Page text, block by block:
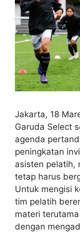
Jakarta, 18
Garuda Select
agenda
peningkatan
asisten pelatih,
tetap harus
Untuk mengisi
tim pelatih
materi
dengan